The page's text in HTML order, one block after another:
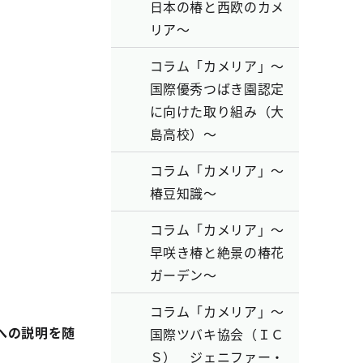
の説明を随
日本の椿と西欧のカメ
リア～
コラム「カメリア」～
国際優秀つばき園認定
に向けた取り組み（大
島高校）～
コラム「カメリア」～
椿豆知識～
コラム「カメリア」～
早咲き椿と絶景の椿花
ガーデン～
コラム「カメリア」～
国際ツバキ協会（ＩＣ
Ｓ） ジェニファー・